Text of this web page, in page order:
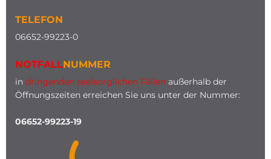
TELEFON
06652-99223-0
NOTFALLNUMMER
in dringenden seelsorglichen Fällen außerhalb der
Öffnungszeiten erreichen Sie uns unter der Nummer:
06652-99223-19